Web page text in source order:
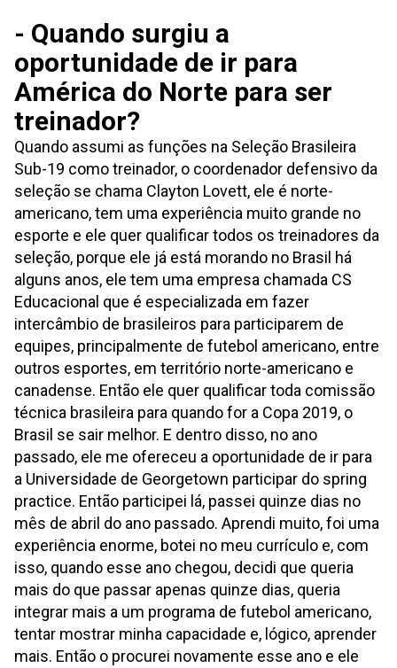
- Quando surgiu a
oportunidade de ir para
América do Norte para ser
treinador?
Quando assumi as funções na Seleção Brasileira
Sub-19 como treinador, o coordenador defensivo da
seleção se chama Clayton Lovett, ele é norte-
americano, tem uma experiência muito grande no
esporte e ele quer qualificar todos os treinadores da
seleção, porque ele já está morando no Brasil há
alguns anos, ele tem uma empresa chamada CS
Educacional que é especializada em fazer
intercâmbio de brasileiros para participarem de
equipes, principalmente de futebol americano, entre
outros esportes, em território norte-americano e
canadense. Então ele quer qualificar toda comissão
técnica brasileira para quando for a Copa 2019, o
Brasil se sair melhor. E dentro disso, no ano
passado, ele me ofereceu a oportunidade de ir para
a Universidade de Georgetown participar do spring
practice. Então participei lá, passei quinze dias no
mês de abril do ano passado. Aprendi muito, foi uma
experiência enorme, botei no meu currículo e, com
isso, quando esse ano chegou, decidi que queria
mais do que passar apenas quinze dias, queria
integrar mais a um programa de futebol americano,
tentar mostrar minha capacidade e, lógico, aprender
mais. Então o procurei novamente esse ano e ele